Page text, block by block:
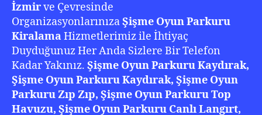
İzmirve Çevresinde
OrganizasyonlarınızaŞişme Oyun Parkuru
KiralamaHizmetlerimiz ile İhtiyaç
Duyduğunuz Her Anda Sizlere Bir Telefon
Kadar Yakınız. Şişme Oyun Parkuru Kaydırak,
Şişme Oyun Parkuru Kaydırak, Şişme Oyun
Parkuru Zıp Zıp, Şişme Oyun Parkuru Top
Havuzu, Şişme Oyun Parkuru Canlı Langırt,